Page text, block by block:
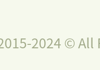
2024 © All